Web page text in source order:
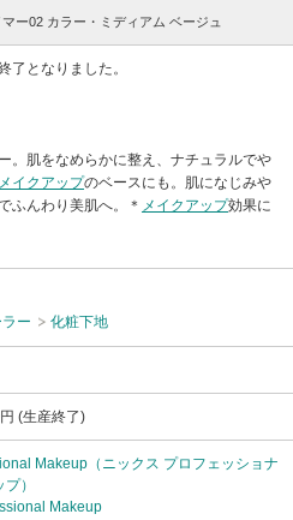
ー02 カラー・ミディアム ベージュ
了となりました。
。肌をなめらかに整え、ナチュラルでや
メイクアップのベースにも。肌になじみや
ふんわり美肌へ。＊ メイクアップ効果に
ー 化粧下地
(生産終了)
Makeup（ニックス プロフェッショナ
）
Makeup